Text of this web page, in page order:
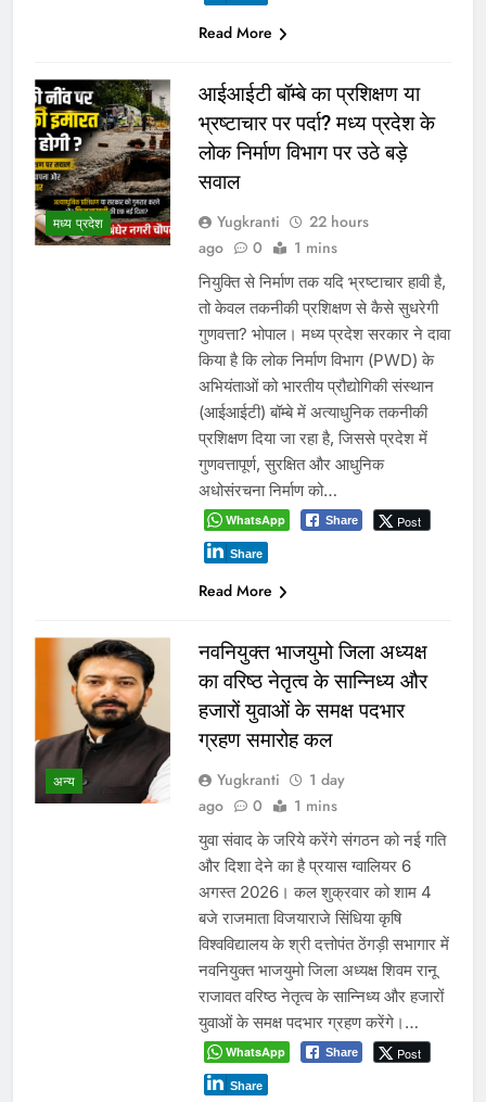
Read More
मध्य प्रदेश
आईआईटी बॉम्बे का प्रशिक्षण या
भ्रष्टाचार पर पर्दा? मध्य प्रदेश के
लोक निर्माण विभाग पर उठे बड़े
सवाल
Yugkranti
22 hours
ago
0 1 mins
नियुक्ति से निर्माण तक यदि भ्रष्टाचार हावी है,
तो केवल तकनीकी प्रशिक्षण से कैसे सुधरेगी
गुणवत्ता? भोपाल। मध्य प्रदेश सरकार ने दावा
किया है कि लोक निर्माण विभाग (PWD) के
अभियंताओं को भारतीय प्रौद्योगिकी संस्थान
(आईआईटी) बॉम्बे में अत्याधुनिक तकनीकी
प्रशिक्षण दिया जा रहा है, जिससे प्रदेश में
गुणवत्तापूर्ण, सुरक्षित और आधुनिक
अधोसंरचना निर्माण को…
WhatsApp Share Post
Share
Read More
अन्य
नवनियुक्त भाजयुमो जिला अध्यक्ष
का वरिष्ठ नेतृत्व के सान्निध्य और
हजारों युवाओं के समक्ष पदभार
ग्रहण समारोह कल
Yugkranti
1 day
ago
0 1 mins
युवा संवाद के जरिये करेंगे संगठन को नई गति
और दिशा देने का है प्रयास ग्वालियर 6
अगस्त 2026। कल शुक्रवार को शाम 4
बजे राजमाता विजयाराजे सिंधिया कृषि
विश्वविद्यालय के श्री दत्तोपंत ठेंगड़ी सभागार में
नवनियुक्त भाजयुमो जिला अध्यक्ष शिवम रानू
राजावत वरिष्ठ नेतृत्व के सान्निध्य और हजारों
युवाओं के समक्ष पदभार ग्रहण करेंगे।…
WhatsApp Share Post
Share